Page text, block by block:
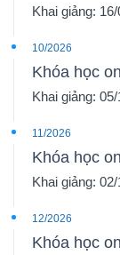
Khai giảng:
10/2026
Khóa học
Khai giảng:
11/2026
Khóa học
Khai giảng:
12/2026
Khóa học